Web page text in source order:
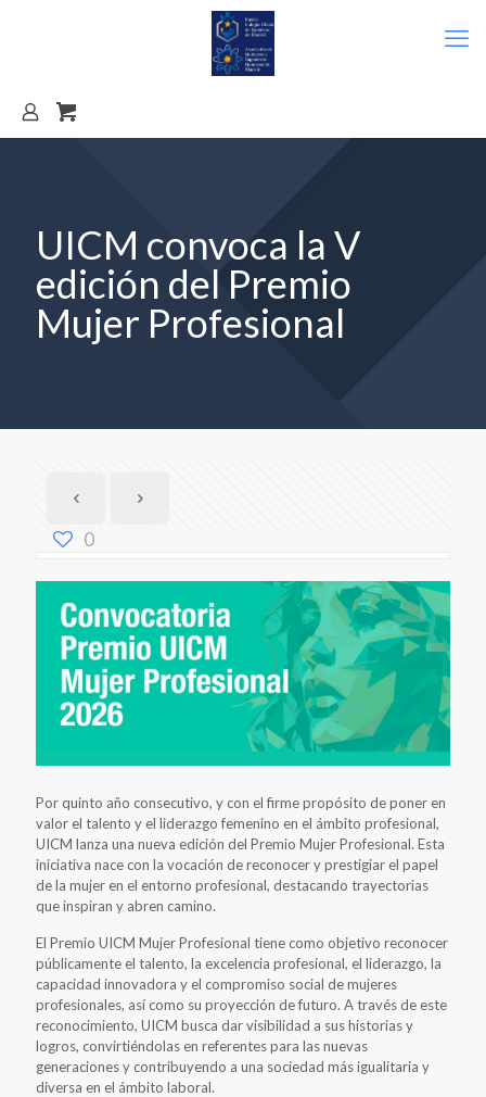
UICM convoca la V
edición del Premio
Mujer Profesional
0
Por quinto año consecutivo, y con el firme propósito de poner en
valor el talento y el liderazgo femenino en el ámbito profesional,
UICM lanza una nueva edición del Premio Mujer Profesional. Esta
iniciativa nace con la vocación de reconocer y prestigiar el papel
de la mujer en el entorno profesional, destacando trayectorias
que inspiran y abren camino.
El Premio UICM Mujer Profesional tiene como objetivo reconocer
públicamente el talento, la excelencia profesional, el liderazgo, la
capacidad innovadora y el compromiso social de mujeres
profesionales, así como su proyección de futuro. A través de este
reconocimiento, UICM busca dar visibilidad a sus historias y
logros, convirtiéndolas en referentes para las nuevas
generaciones y contribuyendo a una sociedad más igualitaria y
diversa en el ámbito laboral.